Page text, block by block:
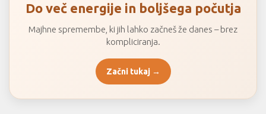
Do več energije in boljšega počutja
Majhne spremembe, ki jih lahko začneš že danes – brez
kompliciranja.
Začni tukaj →